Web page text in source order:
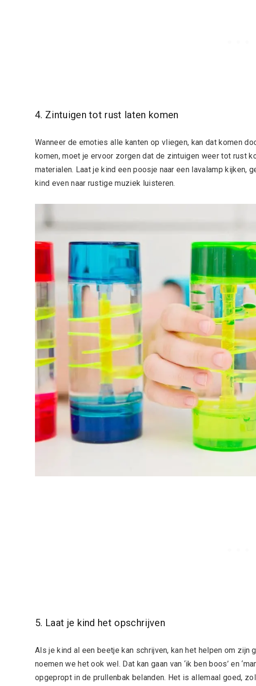
4. Zintuigen tot rust laten komen
Wanneer de emoties alle kanten op vliegen, kan dat komen
komen, moet je ervoor zorgen dat de zintuigen weer tot rust
materialen. Laat je kind een poosje naar een lavalamp
kind even naar rustige muziek luisteren.
5. Laat je kind het opschrijven
Als je kind al een beetje kan schrijven, kan het helpen om zijn
noemen we het ook wel. Dat kan gaan van ‘ik ben boos’ en
opgepropt in de prullenbak belanden. Het is allemaal goed,